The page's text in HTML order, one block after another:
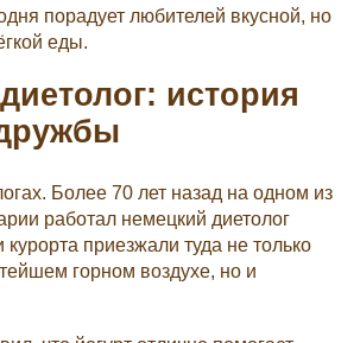
порадует любителей вкусной, но
еды.
история
Более 70 лет назад на одном из
работал немецкий диетолог
курорта приезжали туда не только
горном воздухе, но и